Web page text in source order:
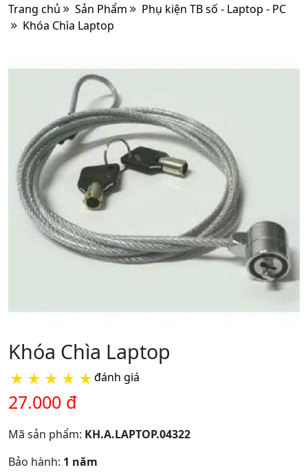
Trang chủ Sản Phẩm
Phụ kiện TB số - Laptop - PC
Khóa Chìa Laptop
Khóa Chìa Laptop
★ ★ ★ ★ ★đánh giá
27.000 đ
Mã sản phẩm: KH.A.LAPTOP.04322
Bảo hành: 1 năm